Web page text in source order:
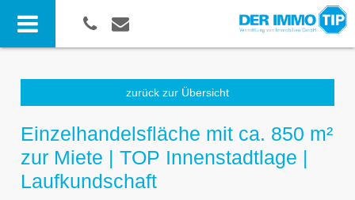
zurück zur Übersicht
Einzelhandelsfläche mit ca. 850 m²
zur Miete | TOP Innenstadtlage |
Laufkundschaft